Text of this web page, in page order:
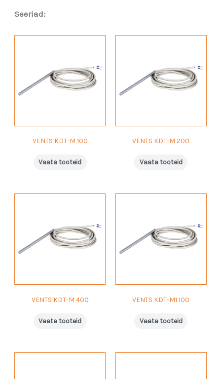
Seeriad:
VENTS KDT-M 100
Vaata tooteid
VENTS KDT-M 200
Vaata tooteid
VENTS KDT-M 400
Vaata tooteid
VENTS KDT-M1 100
Vaata tooteid